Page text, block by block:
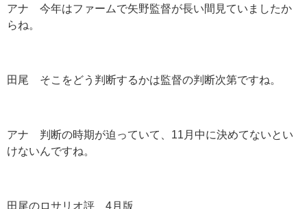
アナ 今年はファームで矢野監督が長い間見ていましたか
らね。
田尾 そこをどう判断するかは監督の判断次第ですね。
アナ 判断の時期が迫っていて、11月中に決めてないとい
けないんですね。
田尾のロサリオ評 4月版